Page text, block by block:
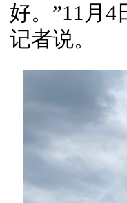
好。”11月
记者说。